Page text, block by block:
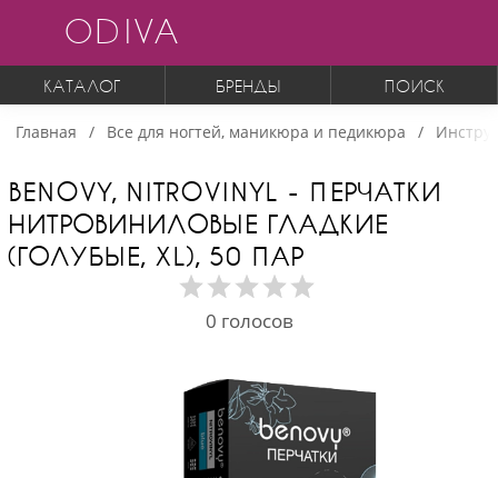
ODIVA
КАТАЛОГ БРЕНДЫ ПОИСК
Главная Все для ногтей, маникюра и педикюра
BENOVY, NITROVINYL - ПЕРЧАТКИ
НИТРОВИНИЛОВЫЕ ГЛАДКИЕ
(ГОЛУБЫЕ, XL), 50 ПАР
0 голосов